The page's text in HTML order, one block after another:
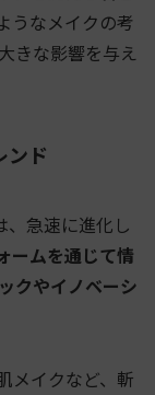
うなメイクの考
きな影響を与え
ンド
、急速に進化し
ームを通じて情
クやイノベーシ
メイクなど、斬